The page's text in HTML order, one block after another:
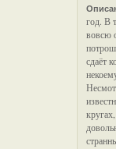
год. В
вовсю
сдаёт